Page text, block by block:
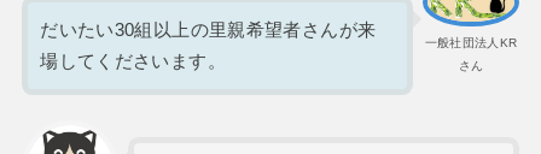
一般社団法人KR
さん
だいたい30組以上の里親希望者さんが来
場してくださいます。